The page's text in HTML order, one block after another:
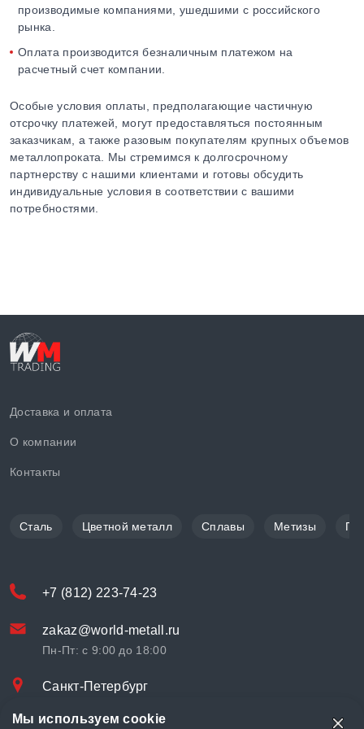
производимые компаниями, ушедшими с российского
рынка.
Оплата производится безналичным платежом на
расчетный счет компании.
Особые условия оплаты, предполагающие частичную
отсрочку платежей, могут предоставляться постоянным
заказчикам, а также разовым покупателям крупных объемов
металлопроката. Мы стремимся к долгосрочному
партнерству с нашими клиентами и готовы обсудить
индивидуальные условия в соответствии с вашими
потребностями.
Доставка и оплата
О компании
Контакты
Сталь Цветной металл Сплавы Метизы
+7 (812) 223-74-23
zakaz@world-metall.ru
Пн-Пт: с 9:00 до 18:00
Санкт-Петербург
Мы используем cookie